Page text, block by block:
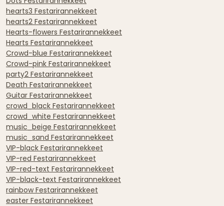
hearts3 Festarirannekkeet
hearts2 Festarirannekkeet
Hearts-flowers Festarirannekkeet
Hearts Festarirannekkeet
Crowd-blue Festarirannekkeet
Crowd-pink Festarirannekkeet
party2 Festarirannekkeet
Death Festarirannekkeet
Guitar Festarirannekkeet
crowd_black Festarirannekkeet
crowd_white Festarirannekkeet
music_beige Festarirannekkeet
music_sand Festarirannekkeet
VIP-black Festarirannekkeet
VIP-red Festarirannekkeet
VIP-red-text Festarirannekkeet
VIP-black-text Festarirannekkeet
rainbow Festarirannekkeet
easter Festarirannekkeet